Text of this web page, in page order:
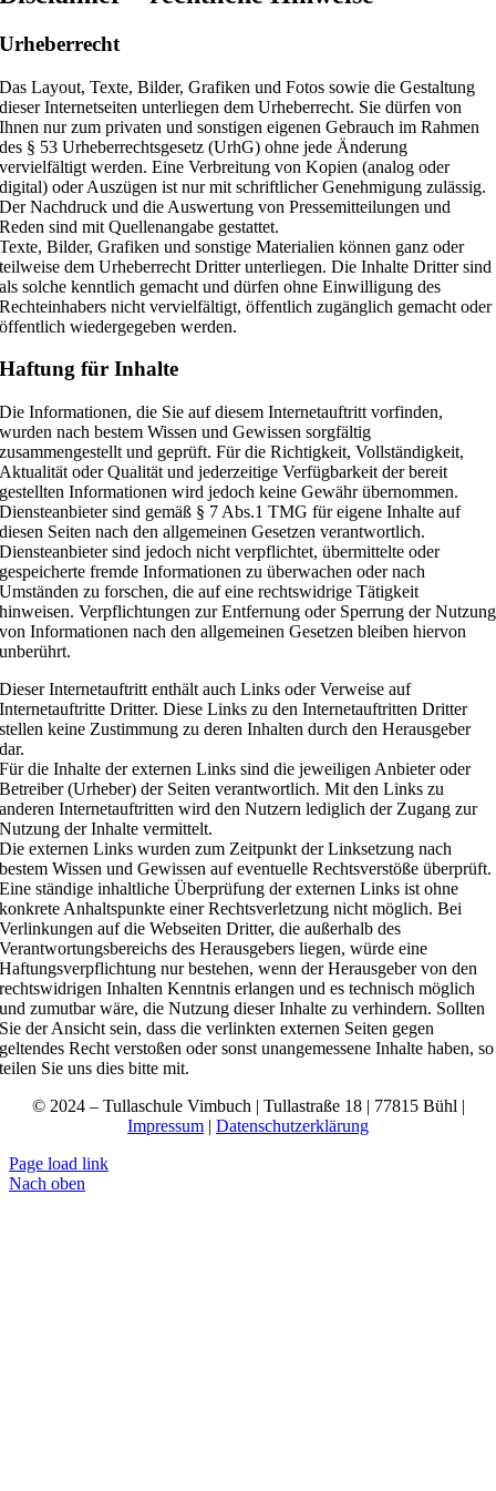
Urheberrecht
Das Layout, Texte, Bilder, Grafiken und Fotos sowie die Gestaltung
dieser Internetseiten unterliegen dem Urheberrecht. Sie dürfen von
Ihnen nur zum privaten und sonstigen eigenen Gebrauch im Rahmen
des § 53 Urheberrechtsgesetz (UrhG) ohne jede Änderung
vervielfältigt werden. Eine Verbreitung von Kopien (analog oder
digital) oder Auszügen ist nur mit schriftlicher Genehmigung zulässig.
Der Nachdruck und die Auswertung von Pressemitteilungen und
Reden sind mit Quellenangabe gestattet.
Texte, Bilder, Grafiken und sonstige Materialien können ganz oder
teilweise dem Urheberrecht Dritter unterliegen. Die Inhalte Dritter sind
als solche kenntlich gemacht und dürfen ohne Einwilligung des
Rechteinhabers nicht vervielfältigt, öffentlich zugänglich gemacht oder
öffentlich wiedergegeben werden.
Haftung für Inhalte
Die Informationen, die Sie auf diesem Internetauftritt vorfinden,
wurden nach bestem Wissen und Gewissen sorgfältig
zusammengestellt und geprüft. Für die Richtigkeit, Vollständigkeit,
Aktualität oder Qualität und jederzeitige Verfügbarkeit der bereit
gestellten Informationen wird jedoch keine Gewähr übernommen.
Diensteanbieter sind gemäß § 7 Abs.1 TMG für eigene Inhalte auf
diesen Seiten nach den allgemeinen Gesetzen verantwortlich.
Diensteanbieter sind jedoch nicht verpflichtet, übermittelte oder
gespeicherte fremde Informationen zu überwachen oder nach
Umständen zu forschen, die auf eine rechtswidrige Tätigkeit
hinweisen. Verpflichtungen zur Entfernung oder Sperrung der Nutzung
von Informationen nach den allgemeinen Gesetzen bleiben hiervon
unberührt.
Dieser Internetauftritt enthält auch Links oder Verweise auf
Internetauftritte Dritter. Diese Links zu den Internetauftritten Dritter
stellen keine Zustimmung zu deren Inhalten durch den Herausgeber
dar.
Für die Inhalte der externen Links sind die jeweiligen Anbieter oder
Betreiber (Urheber) der Seiten verantwortlich. Mit den Links zu
anderen Internetauftritten wird den Nutzern lediglich der Zugang zur
Nutzung der Inhalte vermittelt.
Die externen Links wurden zum Zeitpunkt der Linksetzung nach
bestem Wissen und Gewissen auf eventuelle Rechtsverstöße überprüft.
Eine ständige inhaltliche Überprüfung der externen Links ist ohne
konkrete Anhaltspunkte einer Rechtsverletzung nicht möglich. Bei
Verlinkungen auf die Webseiten Dritter, die außerhalb des
Verantwortungsbereichs des Herausgebers liegen, würde eine
Haftungsverpflichtung nur bestehen, wenn der Herausgeber von den
rechtswidrigen Inhalten Kenntnis erlangen und es technisch möglich
und zumutbar wäre, die Nutzung dieser Inhalte zu verhindern. Sollten
Sie der Ansicht sein, dass die verlinkten externen Seiten gegen
geltendes Recht verstoßen oder sonst unangemessene Inhalte haben, so
teilen Sie uns dies bitte mit.
© 2024 – Tullaschule Vimbuch | Tullastraße 18 | 77815 Bühl |
Impressum | Datenschutzerklärung
Page load link
Nach oben